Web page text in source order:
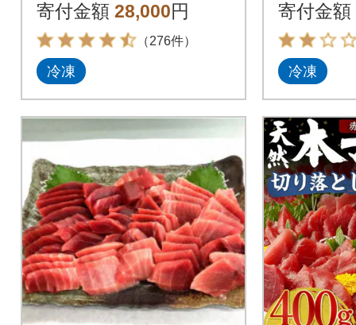
天然本まぐろ中トロ 1
kg(a27-013)
寄付金額 28,000円
（276件）
冷凍
寄付金額
冷凍